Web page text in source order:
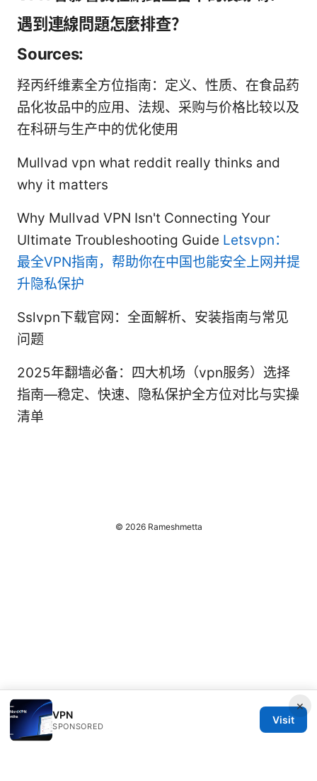
遇到連線問題怎麼排查？
Sources:
羟丙纤维素全方位指南：定义、性质、在食品药
品化妆品中的应用、法规、采购与价格比较以及
在科研与生产中的优化使用
Mullvad vpn what reddit really thinks and
why it matters
Why Mullvad VPN Isn't Connecting Your
Ultimate Troubleshooting Guide Letsvpn：
最全VPN指南，帮助你在中国也能安全上网并提
升隐私保护
Sslvpn下载官网：全面解析、安装指南与常见
问题
2025年翻墙必备：四大机场（vpn服务）选择
指南—稳定、快速、隐私保护全方位对比与实操
清单
×
VPN
SPONSORED
Visit
© 2026 Rameshmetta